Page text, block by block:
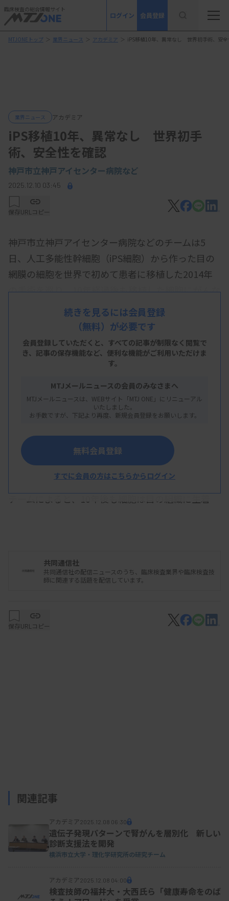
臨床検査の総合情報サイト
ログイン 会員登録
MTJONEトップ ＞ 業界ニュース ＞ アカデミア ＞ iPS移植10年、異常なし 世界初手術、安全
業界ニュース アカデミア
iPS移植10年、異常なし 世界初手
術、安全性を確認
神戸市立神戸アイセンター病院など
2025.12.10 03:45
保存URLコピー
神戸市立神戸アイセンター病院などのチームは5
日、人工多能性幹細胞（iPS細胞）から作った目の
網膜の細胞を世界で初めて患者に移植した2014年
の手術を巡り、10年経過後も移植した細胞にがんな
どの異常はみられないと明らかにした。
同病院の栗本康夫・院長が、東京都内で開催中の日
本網膜硝子体学会で発表した。終了後の取材に「長
期の安全性と有効性を示せたことは大きい。iPS細
手術は理化学研究所と同病院（当時は先端医療セン
ター病院）が臨床研究として14年9月に実施。網膜
性」を患う当時70代の女性の皮膚からiPS細胞を作
り、網膜の色素上皮細胞に変化させてシート状にし
たものを右目に移植した。
チームによると、10年後も細胞は目の組織に生着
神戸アイセンター病院は現在、健康な人のiPS細胞
移植する治療の実施を目指している。
続きを見るには会員登録
（無料）が必要です
会員登録していただくと、すべての記事が制限なく閲覧で
き、 記事の保存機能など、便利な機能がご利用いただけま
す。
MTJメールニュースの会員のみなさまへ
MTJメールニュースは、WEBサイト「MTJ ONE」にリニューアル
いたしました。
お手数ですが、下記より再度、新規会員登録をお願いします。
無料会員登録
すでに会員の方はこちらからログイン
共同通信社
共同通信社の配信ニュースのうち、臨床検査業界や臨床検査技
師に関連する話題を配信しています。
保存URLコピー
関連記事
アカデミア 2025.12.08 06:30
遺伝子発現パターンで腎がんを層別化 新しい
診断支援法を開発
横浜市立大学・理化学研究所の研究チーム
アカデミア 2025.12.08 04:00
検査技師の福井大・大西氏ら「健康寿命をのば